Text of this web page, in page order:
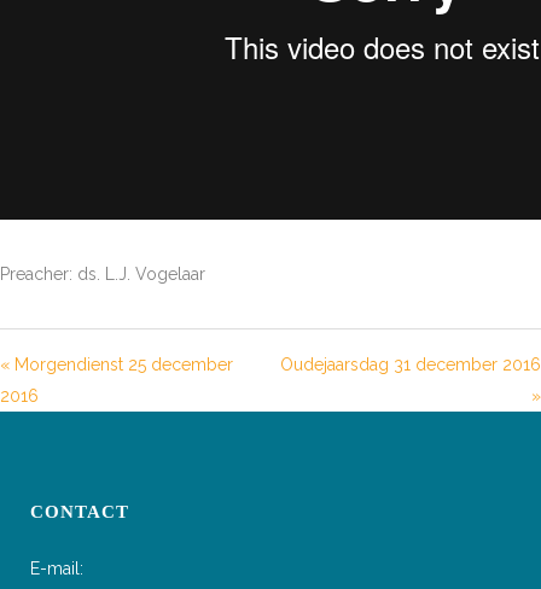
Preacher: ds. L.J. Vogelaar
« Morgendienst 25 december
2016
Oudejaarsdag 31 december 2016
»
CONTACT
E-mail: